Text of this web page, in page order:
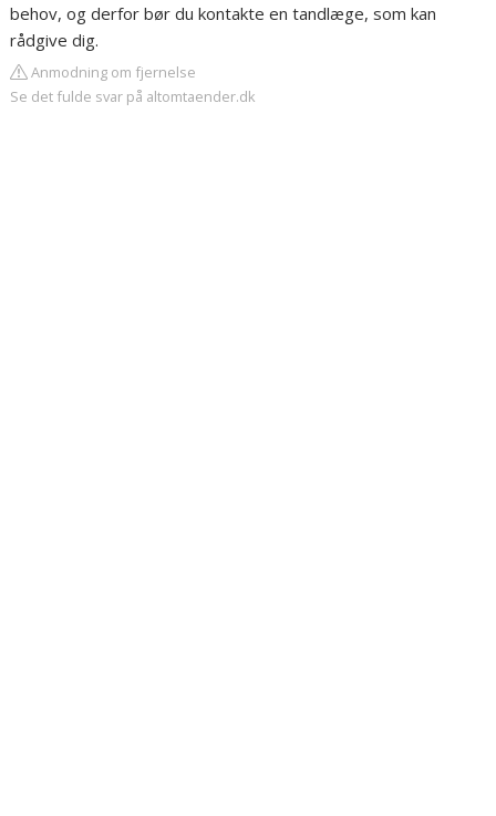
behov, og derfor bør du kontakte en tandlæge, som kan
rådgive dig.
Anmodning om fjernelse
Se det fulde svar på altomtaender.dk